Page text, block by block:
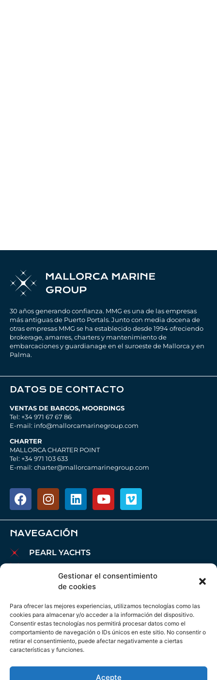
Gestionar el consentimiento
de cookies
Para ofrecer las mejores experiencias, utilizamos tecnologías como las
cookies para almacenar y/o acceder a la información del dispositivo.
Consentir estas tecnologías nos permitirá procesar datos como el
comportamiento de navegación o IDs únicos en este sitio. No consentir o
retirar el consentimiento, puede afectar negativamente a ciertas
características y funciones.
Acepte
30 años generando confianza. MMG es una de las empresas
más antiguas de Puerto Portals. Junto con media docena de
otras empresas MMG se ha establecido desde 1994 ofreciendo
brokerage, amarres, charters y mantenimiento de
embarcaciones y guardianage en el suroeste de Mallorca y en
Palma.
DATOS DE CONTACTO
VENTAS DE BARCOS, MOORDINGS
Tel: +34 971 67 67 86
E-mail: info@mallorcamarinegroup.com
CHARTER
MALLORCA CHARTER POINT
Tel: +34 971 103 633
E-mail: charter@mallorcamarinegroup.com
NAVEGACIÓN
PEARL YACHTS
PARDO YACHTS
MAREX BOATS
BROKERAGE
CHARTER
AMARRES
MANTENIMIENTO
NOTICIAS